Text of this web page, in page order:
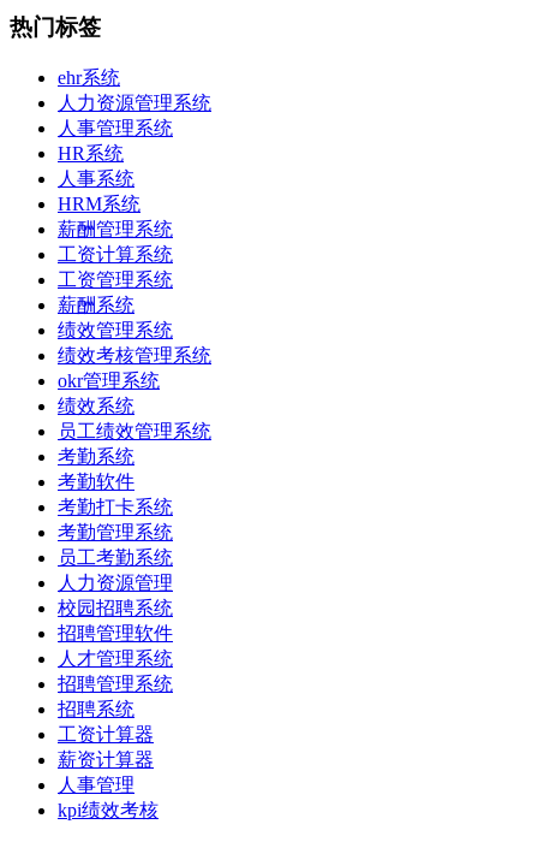
热门标签
ehr系统
人力资源管理系统
人事管理系统
HR系统
人事系统​
HRM系统
薪酬管理系统
工资计算系统
工资管理系统
薪酬系统
绩效管理系统
绩效考核管理系统
okr管理系统
绩效系统
员工绩效管理系统
考勤系统
考勤软件
考勤打卡系统
考勤管理系统
员工考勤系统
人力资源管理
校园招聘系统
招聘管理软件
人才管理系统
招聘管理系统
招聘系统
工资计算器
薪资计算器
人事管理
kpi绩效考核